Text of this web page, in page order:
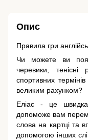
Опис
Правила гри
Чи можете ви
черевики,
спортивних
великим рахунком?
Еліас - це
допоможе вам
слова на картці та
допомогою інших